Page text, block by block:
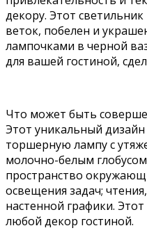
декору. Этот
веток, побелен и
лампочками в черной
для вашей гостиной,
Что может быть
Этот уникальный дизайн
торшерную лампу с
молочно-белым
пространство
освещения задач;
настенной графики.
любой декор гостиной.